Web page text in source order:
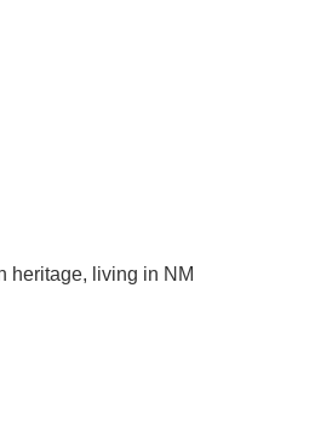
heritage, living in NM